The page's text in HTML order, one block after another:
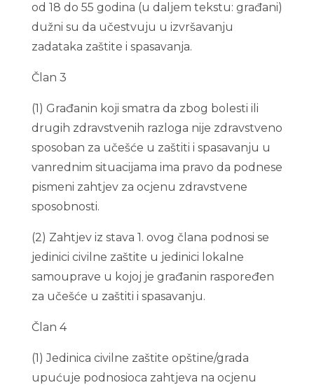
od 18 do 55 godina (u daljem tekstu: građani)
dužni su da učestvuju u izvršavanju
zadataka zaštite i spasavanja.
Član 3
(1) Građanin koji smatra da zbog bolesti ili
drugih zdravstvenih razloga nije zdravstveno
sposoban za učešće u zaštiti i spasavanju u
vanrednim situacijama ima pravo da podnese
pismeni zahtjev za ocjenu zdravstvene
sposobnosti.
(2) Zahtjev iz stava 1. ovog člana podnosi se
jedinici civilne zaštite u jedinici lokalne
samouprave u kojoj je građanin raspoređen
za učešće u zaštiti i spasavanju.
Član 4
(1) Jedinica civilne zaštite opštine/grada
upućuje podnosioca zahtjeva na ocjenu